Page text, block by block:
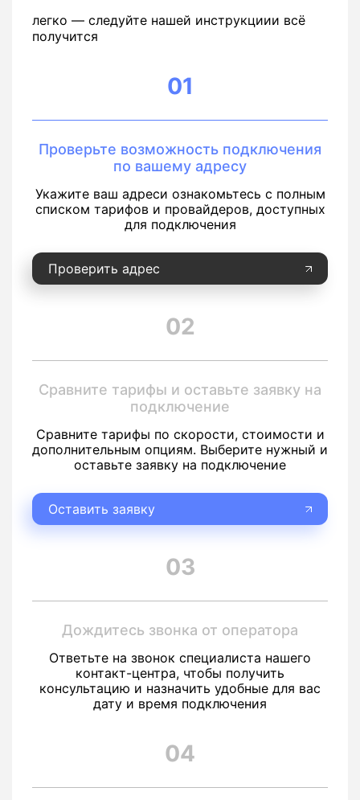
легко — следуйте нашей инструкциии всё
получится
01
Проверьте возможность подключения
по вашему адресу
Укажите ваш адреси ознакомьтесь с полным
списком тарифов и провайдеров, доступных
для подключения
Проверить адрес
02
Сравните тарифы и оставьте заявку на
подключение
Сравните тарифы по скорости, стоимости и
дополнительным опциям. Выберите нужный и
оставьте заявку на подключение
Оставить заявку
03
Дождитесь звонка от оператора
Ответьте на звонок специалиста нашего
контакт-центра, чтобы получить
консультацию и назначить удобные для вас
дату и время подключения
04